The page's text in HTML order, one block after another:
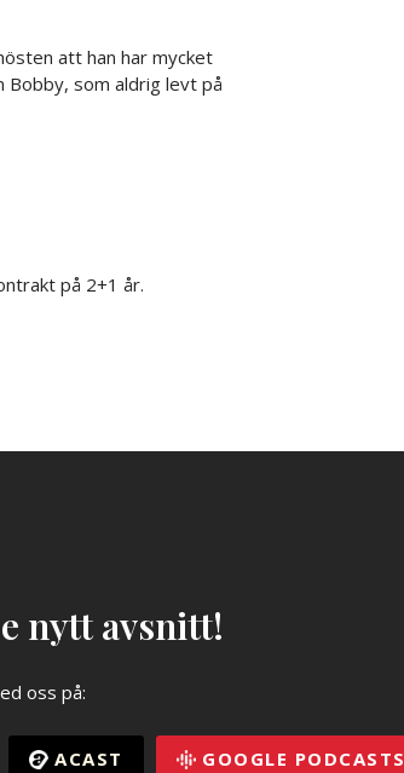
att han har mycket
Bobby, som aldrig levt på
på 2+1 år.
nytt avsnitt!
oss på:
ACAST GOOGLE PODCASTS